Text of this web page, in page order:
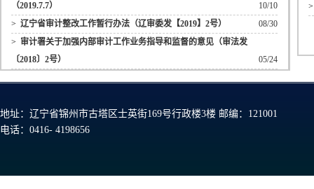
（2019.7.7）
10/10
> 辽宁省审计整改工作暂行办法（辽审委发【2019】2号）
08/30
> 审计署关于加强内部审计工作业务指导和监督的意见（审法发
〔2018〕2号）
05/24
地址：辽宁省锦州市古塔区士英街169号行政楼3楼 邮编：121001
电话：0416- 4198656